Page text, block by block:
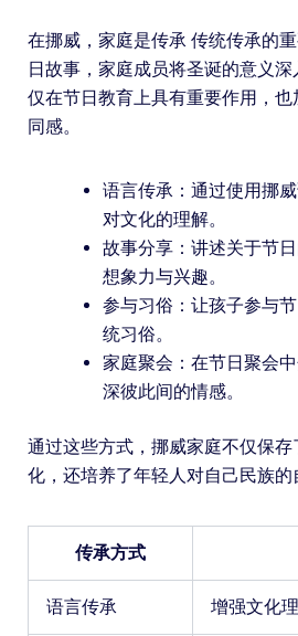
在挪威，家庭是传承 传统传承的
日故事，家庭成员将圣诞的意义
仅在节日教育上具有重要作用，
同感。
语言传承：通过使用挪
对文化的理解。
故事分享：讲述关于节
想象力与兴趣。
参与习俗：让孩子参与
统习俗。
家庭聚会：在节日聚会
深彼此间的情感。
通过这些方式，挪威家庭不仅保
化，还培养了年轻人对自己民族的
传承方式
语言传承 增强文化